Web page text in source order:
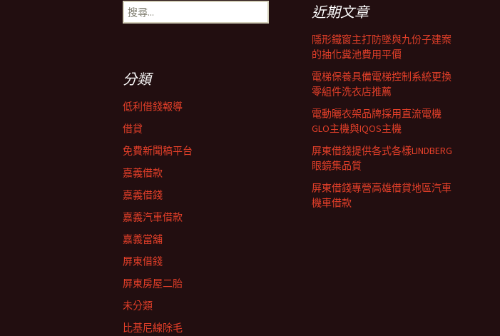
搜
尋
近期文章
隱形鐵窗主打防墜與九份子建案
的抽化糞池費用平價
電梯保養具備電梯控制系統更換
零組件洗衣店推薦
電動曬衣架品牌採用直流電機
GLO主機與IQOS主機
屏東借錢提供各式各樣LINDBERG
眼鏡集品質
屏東借錢專營高雄借貸地區汽車
機車借款
分類
低利借錢報導
借貸
免費新聞稿平台
嘉義借款
嘉義借錢
嘉義汽車借款
嘉義當舖
屏東借錢
屏東房屋二胎
未分類
比基尼線除毛